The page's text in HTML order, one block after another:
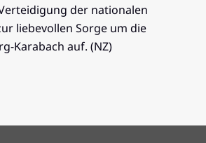
der nationalen
liebevollen Sorge um die
Karabach auf. (NZ)